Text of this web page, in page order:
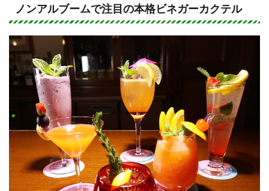
e
c
e
b
o
o
k
ノンアルブームで注目の本格ビネガーカクテル